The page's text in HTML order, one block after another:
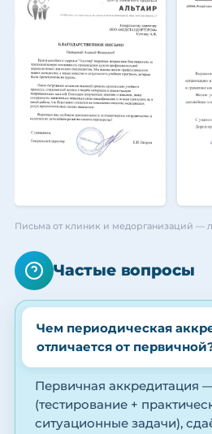
Письма от клиник и медорганизаций —
Частые вопросы
Чем периодическая
отличается от
Первичная аккредитация
(тестирование +
ситуационные задачи),